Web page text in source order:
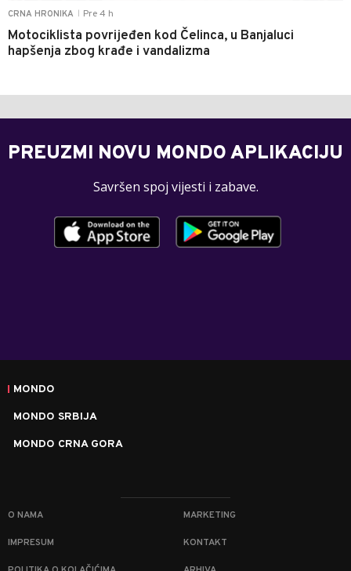
CRNA HRONIKA Pre 4 h
Motociklista povrijeđen kod Čelinca, u Banjaluci
hapšenja zbog krađe i vandalizma
PREUZMI NOVU MONDO APLIKACIJU
Savršen spoj vijesti i zabave.
MONDO
MONDO SRBIJA
MONDO CRNA GORA
O NAMA MARKETING
IMPRESUM KONTAKT